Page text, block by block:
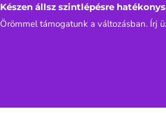
Készen állsz szintlépésre
Örömmel támogatunk a változásban. Írj